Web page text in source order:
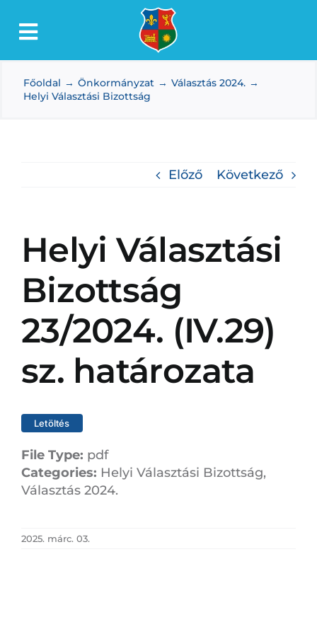
Toggle
Lőkösháza
Intézmények
Főoldal Önkormányzat
Választás 2024.
Helyi Választási Bizottság
Előző Következő
Helyi Választási
Bizottság
23/2024. (IV.29)
sz. határozata
Letöltés
File Type: pdf
Categories: Helyi Választási Bizottság,
Választás 2024.
2025. márc. 03.